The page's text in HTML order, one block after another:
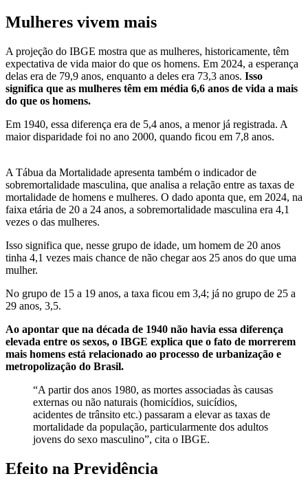
Mulheres vivem mais
A projeção do IBGE mostra que as mulheres, historicamente, têm
expectativa de vida maior do que os homens. Em 2024, a esperança
delas era de 79,9 anos, enquanto a deles era 73,3 anos. Isso
significa que as mulheres têm em média 6,6 anos de vida a mais
do que os homens.
Em 1940, essa diferença era de 5,4 anos, a menor já registrada. A
maior disparidade foi no ano 2000, quando ficou em 7,8 anos.
A Tábua da Mortalidade apresenta também o indicador de
sobremortalidade masculina, que analisa a relação entre as taxas de
mortalidade de homens e mulheres. O dado aponta que, em 2024, na
faixa etária de 20 a 24 anos, a sobremortalidade masculina era 4,1
vezes o das mulheres.
Isso significa que, nesse grupo de idade, um homem de 20 anos
tinha 4,1 vezes mais chance de não chegar aos 25 anos do que uma
mulher.
No grupo de 15 a 19 anos, a taxa ficou em 3,4; já no grupo de 25 a
29 anos, 3,5.
Ao apontar que na década de 1940 não havia essa diferença
elevada entre os sexos, o IBGE explica que o fato de morrerem
mais homens está relacionado ao processo de urbanização e
metropolização do Brasil.
“A partir dos anos 1980, as mortes associadas às causas
externas ou não naturais (homicídios, suicídios,
acidentes de trânsito etc.) passaram a elevar as taxas de
mortalidade da população, particularmente dos adultos
jovens do sexo masculino”, cita o IBGE.
Efeito na Previdência